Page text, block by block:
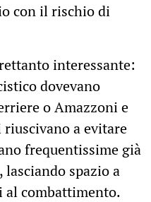
con il rischio di
interessante:
dovevano
o Amazzoni e
a evitare
frequentissime già
spazio a
al combattimento.